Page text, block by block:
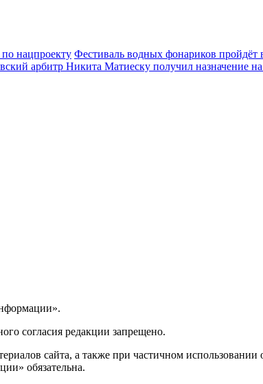
нацпроекту Фестиваль водных фонариков пройдёт
арбитр Никита Матиеску получил назначение
согласия редакции запрещено.
сайта, а также при частичном
обязательна.